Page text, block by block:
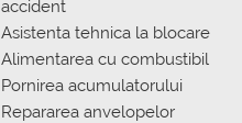
accident
Asistenta tehnica la blocare
Alimentarea cu combustibil
Pornirea acumulatorului
Repararea anvelopelor